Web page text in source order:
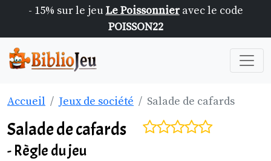
- 15% sur le jeuLe Poissonnieravec le code
POISSON22
Accueil Jeux de société Salade de cafards
Salade de cafards
- Règle du jeu